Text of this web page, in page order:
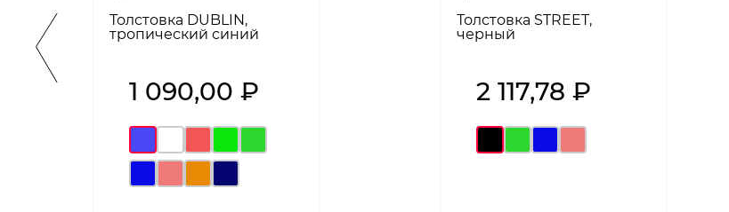
Толстовка DUBLIN,
тропический синий
1 090,00 ₽
Толстовка STREET,
черный
2 117,78 ₽